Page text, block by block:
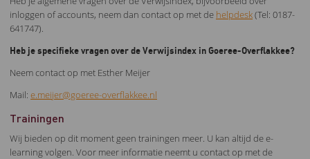
inloggen of accounts, neem dan contact op met de helpdesk(Tel: 0187-
641747).
Heb je specifieke vragen over de Verwijsindex in Goeree-Overflakkee?
Neem contact op met Esther Meijer
Mail: e.meijer@goeree-overflakkee.nl
Trainingen
Wij bieden op dit moment geen trainingen meer. U kan altijd de e-
learning volgen. Voor meer informatie neemt u contact op met de